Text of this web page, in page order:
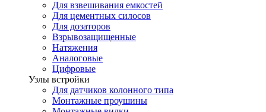
Для взвешивания емкостей
Для цементных силосов
Для дозаторов
Взрывозащищенные
Натяжения
Аналоговые
Цифровые
Узлы встройки
Для датчиков колонного типа
Монтажные проушины